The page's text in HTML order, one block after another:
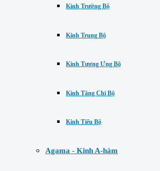
Kinh Trường Bộ
Kinh Trung Bộ
Kinh Tương Ưng Bộ
Kinh Tăng Chi Bộ
Kinh Tiểu Bộ
Agama - Kinh A-hàm